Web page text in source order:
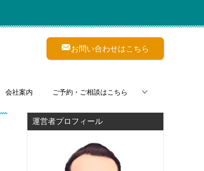
お問い合わせはこちら
会社案内 ご予約・ご相談はこちら
運営者プロフィール